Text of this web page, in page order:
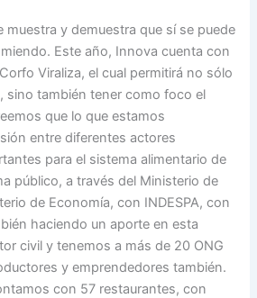
muestra y demuestra que sí se puede
Este año, Innova cuenta con
Viraliza, el cual permitirá no sólo
sino también tener como foco el
que lo que estamos
entre diferentes actores
para el sistema alimentario de
público, a través del Ministerio de
de Economía, con INDESPA, con
haciendo un aporte en esta
civil y tenemos a más de 20 ONG
y emprendedores también.
con 57 restaurantes, con